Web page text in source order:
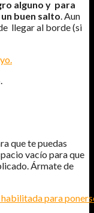
alguno y para
buen salto. Aun
llegar al borde (si
que te puedas
vacío para que
Ármate de